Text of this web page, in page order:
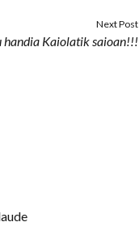
Next Post
handia Kaiolatik saioan!!!